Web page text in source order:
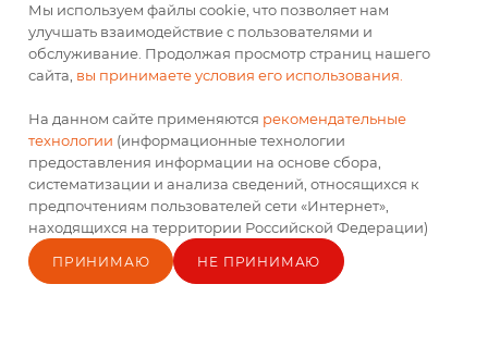
Кукурузные палочки
Кузя Лакомкин 85г 16ш
Нет в наличии
По запросу
Трубочки хрустящие
"Снек" со вкусом
Нет в наличии
По запросу
Мы используем файлы cookie, что позволяет нам
улучшать взаимодействие с пользователями и
обслуживание. Продолжая просмотр страниц нашего
сайта, вы принимаете условия его использования.
На данном сайте применяются рекомендательные
технологии (информационные технологии
предоставления информации на основе сбора,
систематизации и анализа сведений, относящихся к
предпочтениям пользователей сети «Интернет»,
находящихся на территории Российской Федерации)
ПРИНИМАЮ
НЕ ПРИНИМАЮ
Главная
Каталог Кабинет Блог